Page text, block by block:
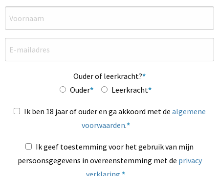
Ouder of leerkracht?
Ouder
Leerkracht
Ik ben 18 jaar of ouder en ga akkoord met de algemene
voorwaarden.
Ik geef toestemming voor het gebruik van mijn
persoonsgegevens in overeenstemming met de privacy